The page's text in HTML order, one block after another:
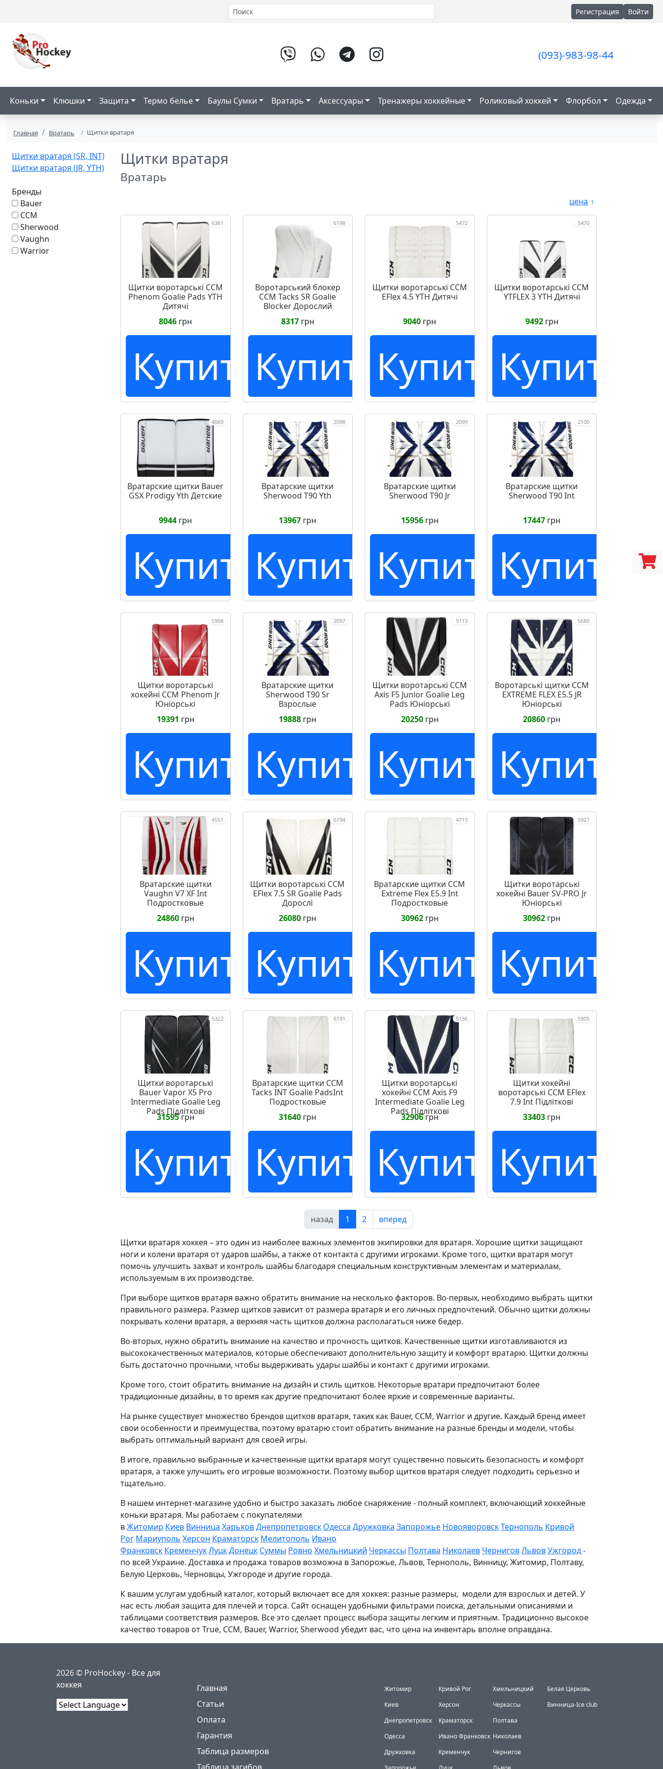
Регистрация Войти
(093)-983-98-44
Коньки Клюшки Защита Термо белье Баулы Сумки Вратарь Аксессуары Тренажеры хоккейные Роликовый хоккей Флорбол Одежда
Главная Вратарь Щитки вратаря
Щитки вратаря (SR, INT)
Щитки вратаря (JR, YTH)
Бренды
Bauer
CCM
Sherwood
Vaughn
Warrior
Щитки вратаря
Вратарь
цена
6361
Щитки воротарські CCM
Phenom Goalie Pads YTH
Дитячі
8046 грн
Купить
6198
Воротарський блокер
CCM Tacks SR Goalie
Blocker Дорослий
8317грн
Купить
5472
Щитки воротарські CCM
EFlex 4.5 YTH Дитячі
9040 грн
Купить
5470
Щитки воротарські CCM
YTFLEX 3 YTH Дитячі
9492грн
Купить
4069
Вратарские щитки Bauer
GSX Prodigy Yth Детские
9944 грн
Купить
2098
Вратарские щитки
Sherwood T90 Yth
13967 грн
Купить
2099
Вратарские щитки
Sherwood T90 Jr
15956грн
Купить
2100
Вратарские щитки
Sherwood T90 Int
17447 грн
Купить
5908
Щитки воротарські
хокейні CCM Phenom Jr
Юніорські
19391 грн
Купить
2097
Вратарские щитки
Sherwood T90 Sr
Взрослые
19888 грн
Купить
5113
Щитки воротарські CCM
Axis F5 Junior Goalie Leg
Pads Юніорські
20250грн
Купить
5680
Воротарські щитки CCM
EXTREME FLEX E5.5 JR
Юніорські
20860 грн
Купить
4551
Вратарские щитки
Vaughn V7 XF Int
Подростковые
24860грн
Купить
6194
Щитки воротарські CCM
EFlex 7.5 SR Goalie Pads
Дорослі
26080 грн
Купить
4713
Вратарские щитки CCM
Extreme Flex E5.9 Int
Подростковые
30962грн
Купить
5927
Щитки воротарські
хокейні Bauer SV-PRO Jr
Юніорські
30962 грн
Купить
5322
Щитки воротарські
Bauer Vapor X5 Pro
Intermediate Goalie Leg
Pads Підліткові
31595грн
Купить
6191
Вратарские щитки CCM
Tacks INT Goalie PadsInt
Подростковые
31640 грн
Купить
5136
Щитки воротарські
хокейні CCM Axis F9
Intermediate Goalie Leg
Pads Підліткові
32906грн
Купить
5905
Щитки хокейні
воротарські CCM EFlex
7.9 Int Підліткові
33403 грн
Купить
назад 1 2 вперед
Щитки вратаря хоккея – это один из наиболее важных элементов экипировки для вратаря. Хорошие щитки защищают
ноги и колени вратаря от ударов шайбы, а также от контакта с другими игроками. Кроме того, щитки вратаря могут
помочь улучшить захват и контроль шайбы благодаря специальным конструктивным элементам и материалам,
используемым в их производстве.
При выборе щитков вратаря важно обратить внимание на несколько факторов. Во-первых, необходимо выбрать щитки
правильного размера. Размер щитков зависит от размера вратаря и его личных предпочтений. Обычно щитки должны
покрывать колени вратаря, а верхняя часть щитков должна располагаться ниже бедер.
Во-вторых, нужно обратить внимание на качество и прочность щитков. Качественные щитки изготавливаются из
высококачественных материалов, которые обеспечивают дополнительную защиту и комфорт вратарю. Щитки должны
быть достаточно прочными, чтобы выдерживать удары шайбы и контакт с другими игроками.
Кроме того, стоит обратить внимание на дизайн и стиль щитков. Некоторые вратари предпочитают более
традиционные дизайны, в то время как другие предпочитают более яркие и современные варианты.
На рынке существует множество брендов щитков вратаря, таких как Bauer, CCM, Warrior и другие. Каждый бренд имеет
свои особенности и преимущества, поэтому вратарю стоит обратить внимание на разные бренды и модели, чтобы
выбрать оптимальный вариант для своей игры.
В итоге, правильно выбранные и качественные щитки вратаря могут существенно повысить безопасность и комфорт
вратаря, а также улучшить его игровые возможности. Поэтому выбор щитков вратаря следует подходить серьезно и
тщательно.
В нашем интернет-магазине удобно и быстро заказать любое снаряжение - полный комплект, включающий хоккейные
коньки вратаря. Мы работаем с покупателями
вЖитомир Киев Винница ХарьковДнепропетровск Одесса Дружковка Запорожье НовояворовскТернополь Кривой
Рог Мариуполь Херсон Краматорск Мелитополь Ивано
Франковск КременчукЛуцкДонецк Суммы Ровно Хмельницкий Черкассы Полтава Николаев ЧерниговЛьвовУжгород-
по всей Украине. Доставка и продажа товаров возможна в Запорожье, Львов, Тернополь, Винницу, Житомир, Полтаву,
Белую Церковь, Черновцы, Ужгороде и другие города.
К вашим услугам удобный каталог, который включает все для хоккея: разные размеры, модели для взрослых и детей. У
нас есть любая защита для плечей и торса. Сайт оснащен удобными фильтрами поиска, детальными описаниями и
таблицами соответствия размеров. Все это сделает процесс выбора защиты легким и приятным. Традиционно высокое
качество товаров от True, CCM, Bauer, Warrior, Sherwood убедит вас, что цена на инвентарь вполне оправдана.
2026 © ProHockey - Все для
хоккея
Главная
Статьи
Оплата
Гарантия
Таблица размеров
Житомир
Киев
Днепропетровск
Одесса
Дружковка
Кривой Рог
Херсон
Краматорск
Ивано Франковск
Кременчук
Хмельницкий
Черкассы
Полтава
Николаев
Чернигов
Белая Церковь
Винница-Ice club